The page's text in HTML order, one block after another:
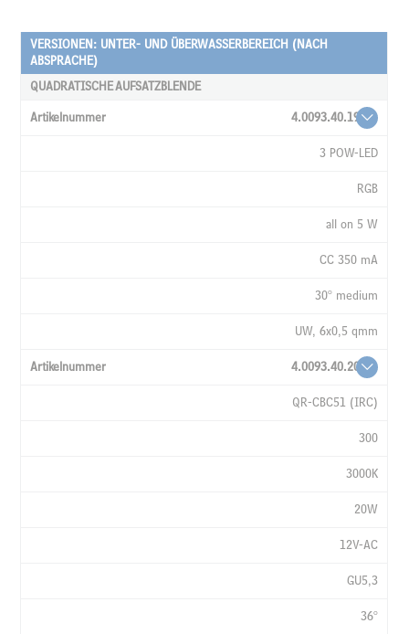
ARTIKELNUMMER
LEUCHTMITTEL
LICHTSTROM
VERSIONEN: UNTER- UND ÜBERWASSERBEREICH (NACH
ABSPRACHE)
QUADRATISCHE AUFSATZBLENDE
4.0093.40.19
3 POW-LED
RGB
all on 5 W
CC 350 mA
30° medium
UW, 6x0,5 qmm
4.0093.40.20
QR-CBC51 (IRC)
300
3000K
20W
12V-AC
GU5,3
36°